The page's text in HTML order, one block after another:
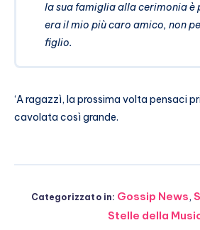
la sua famiglia alla cerimonia è
era il mio più caro amico, non
figlio.
‘A ragazzì, la prossima volta pensaci
cavolata così grande.
Categorizzato in: Gossip News,
Stelle della